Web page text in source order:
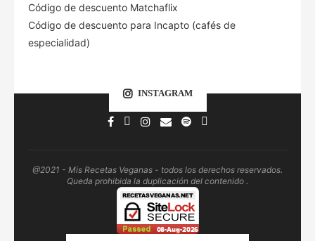
Código de descuento Matchaflix
Código de descuento para Incapto (cafés de
especialidad)
INSTAGRAM
@2021 - Mis Recetas Veganas - todos los derechos reservados.
Queda prohibida la duplicación del contenido .